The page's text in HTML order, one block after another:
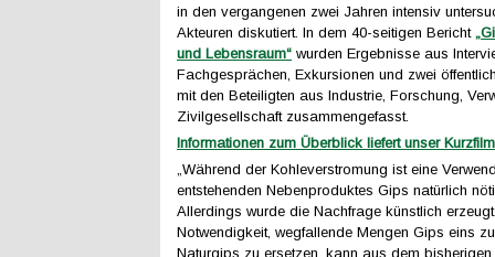
in den vergangenen zwei Jahren intensiv
Akteuren diskutiert. In dem 40-seitigen Bericht
und Lebensraum“ wurden Ergebnisse aus
Fachgesprächen, Exkursionen und zwei
mit den Beteiligten aus Industrie, Forschung,
Zivilgesellschaft zusammengefasst.
Informationen zum Überblick liefert unser
„Während der Kohleverstromung ist eine
entstehenden Nebenproduktes Gips natürlich
Allerdings wurde die Nachfrage künstlich
Notwendigkeit, wegfallende Mengen Gips eins
Naturgips zu ersetzen, kann aus dem